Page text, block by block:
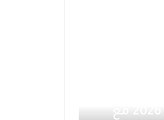
مفاجآت أغسطس 2026 مع